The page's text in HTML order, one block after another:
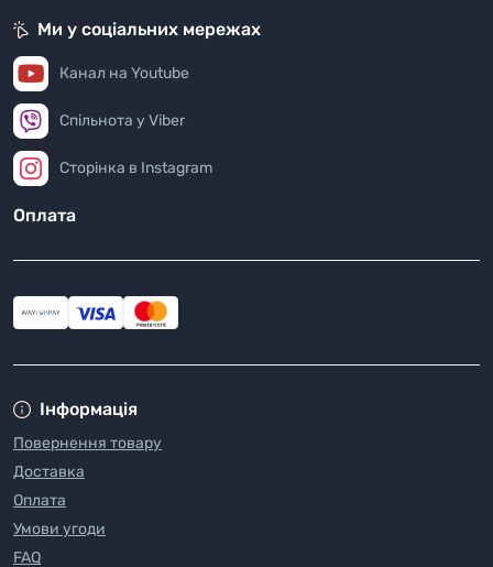
Інформація
Повернення товару
Доставка
Оплата
Умови угоди
FAQ
Ми у соціальних мережах
Канал на Youtube
Спільнота у Viber
Сторінка в Instagram
Оплата